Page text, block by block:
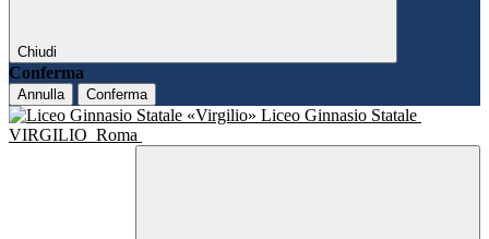
Chiudi
Conferma
Annulla Conferma
Liceo Ginnasio Statale
VIRGILIO Roma